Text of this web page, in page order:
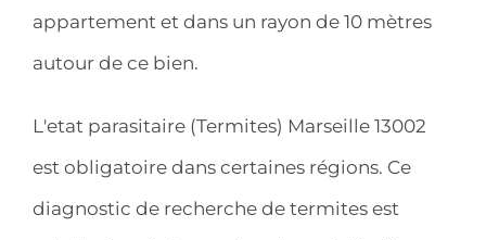
appartement et dans un rayon de 10 mètres
autour de ce bien.
L'etat parasitaire (Termites) Marseille 13002
est obligatoire dans certaines régions. Ce
diagnostic de recherche de termites est